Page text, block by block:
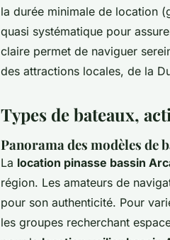
la durée minimale de location
quasi systématique pour
claire permet de naviguer
des attractions locales, de la
Types de bateaux,
Panorama des modèles de
La location pinasse bassin
région. Les amateurs de
pour son authenticité. Pour
les groupes recherchant